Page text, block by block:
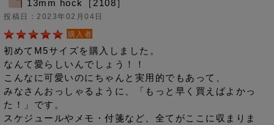
13mm hock［2108］
投稿日：2023年02月04日
購入者
初めてM5サイズを購入しました。
なんて愛らしいんでしょう！！
こんなに可愛いのにちゃんと実用的でもあって、
みなさんおっしゃるように、「もっと早く買えばよかっ
た！」です。
スケジュールやメモ・付箋など、全てがここに収まりま